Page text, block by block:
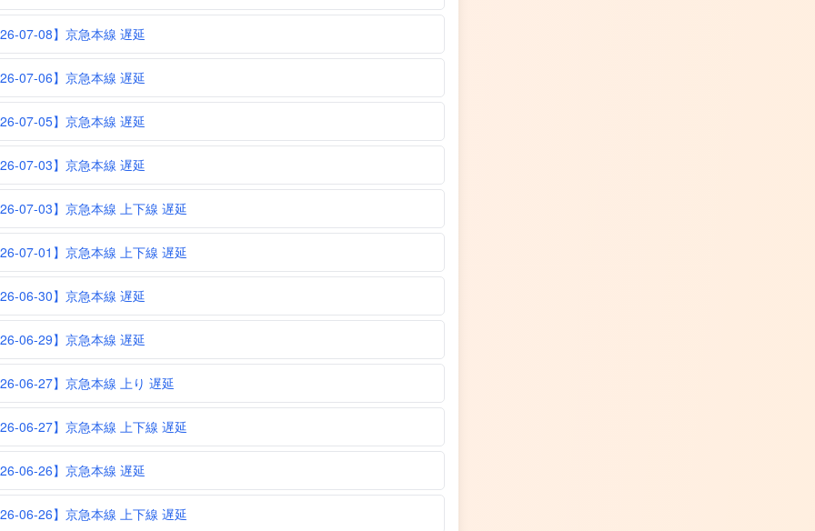
07-08】京急本線 遅延
07-06】京急本線 遅延
07-05】京急本線 遅延
07-03】京急本線 遅延
07-03】京急本線 上下線 遅延
07-01】京急本線 上下線 遅延
06-30】京急本線 遅延
06-29】京急本線 遅延
06-27】京急本線 上り 遅延
06-27】京急本線 上下線 遅延
06-26】京急本線 遅延
06-26】京急本線 上下線 遅延